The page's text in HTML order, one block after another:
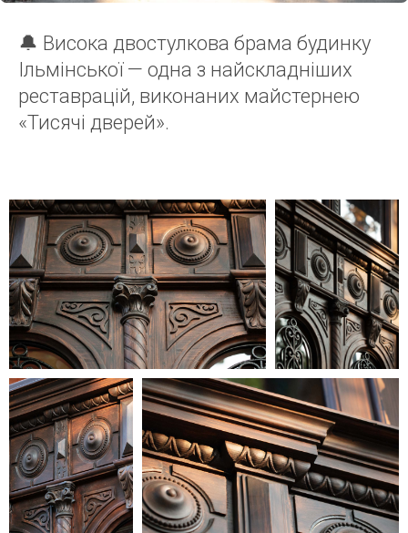
🔔 Висока двостулкова брама будинку
Ільмінської — одна з найскладніших
реставрацій, виконаних майстернею
«Тисячі дверей».